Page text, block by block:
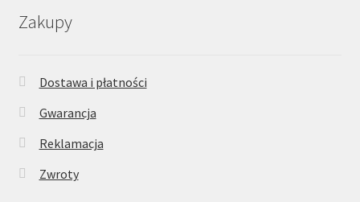
Zakupy
Dostawa i płatności
Gwarancja
Reklamacja
Zwroty